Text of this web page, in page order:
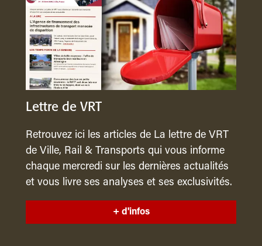
Lettre de VRT
Retrouvez ici les articles de La lettre de VRT
de Ville, Rail & Transports qui vous informe
chaque mercredi sur les dernières actualités
et vous livre ses analyses et ses exclusivités.
+ d'infos